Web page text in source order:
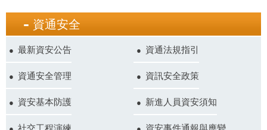
資通安全
最新資安公告 資通法規指引
資通安全管理 資訊安全政策
資安基本防護 新進人員資安須知